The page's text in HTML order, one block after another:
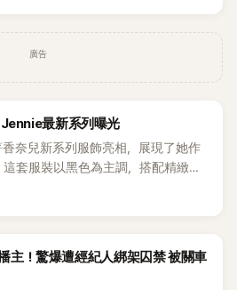
廣告
Jennie最新系列曝光
奈兒新系列服飾亮相，展現了她作
套服裝以黑色為主調，搭配精緻的
的優雅氣質。
主！驚爆遭經紀人綁架囚禁 被關車